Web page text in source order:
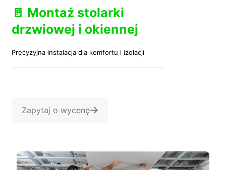
🚪 Montaż stolarki
drzwiowej i okiennej
Precyzyjna instalacja dla komfortu i izolacji
Zapytaj o wycenę